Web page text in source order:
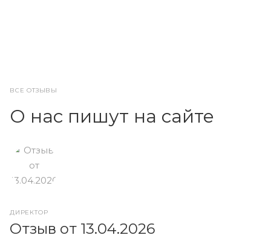
ВСЕ ОТЗЫВЫ
О нас пишут на сайте
ДИРЕКТОР
Отзыв от 13.04.2026